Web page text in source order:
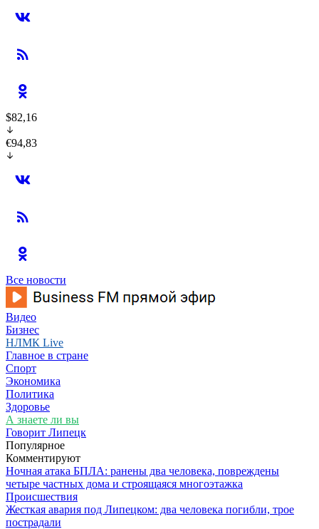
$82,16
€94,83
Все новости
Видео
Бизнес
НЛМК Live
Главное в стране
Спорт
Экономика
Политика
Здоровье
А знаете ли вы
Говорит Липецк
Популярное
Комментируют
Ночная атака БПЛА: ранены два человека, повреждены
четыре частных дома и строящаяся многоэтажка
Происшествия
Жесткая авария под Липецком: два человека погибли, трое
пострадали